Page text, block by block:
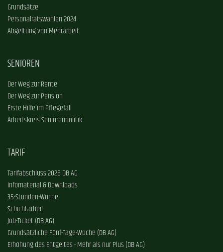
Grundsätze
Personalratswahlen 2024
Abgeltung von Mehrarbeit
SENIOREN
Der Weg zur Rente
Der Weg zur Pension
Erste Hilfe im Pflegefall
Arbeitskreis Seniorenpolitik
TARIF
Tarifabschluss 2026 DB AG
Infomaterial & Downloads
35-Stunden-Woche
Schichtarbeit
Job-Ticket (DB AG)
Grundsätzliche Fünf-Tage-Woche (DB AG)
Erhöhung des Entgeltes - Mehr als nur Plus (DB AG)